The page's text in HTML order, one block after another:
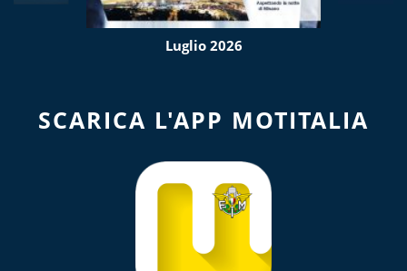
Luglio 2026
SCARICA L'APP MOTITALIA